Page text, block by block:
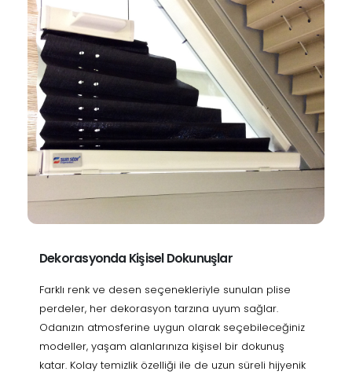
Dekorasyonda Kişisel Dokunuşlar
Farklı renk ve desen seçenekleriyle sunulan plise
perdeler, her dekorasyon tarzına uyum sağlar.
Odanızın atmosferine uygun olarak seçebileceğiniz
modeller, yaşam alanlarınıza kişisel bir dokunuş
katar. Kolay temizlik özelliği ile de uzun süreli hijyenik